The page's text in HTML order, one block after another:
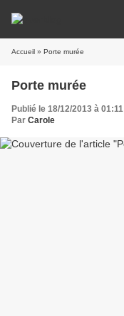
Accueil » Porte murée
Porte murée
Publié le 18/12/2013 à 01:11
Par Carole